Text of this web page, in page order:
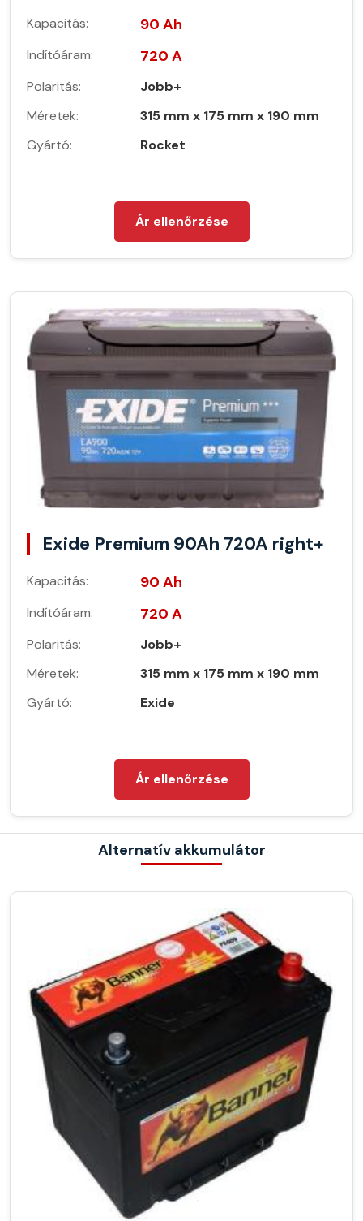
Kapacitás: 90 Ah
Indítóáram: 720 A
Polaritás:
Jobb+
Méretek:
315 mm x 175 mm x 190 mm
Gyártó:
Rocket
Ár ellenőrzése
Exide Premium 90Ah 720A right+
Kapacitás: 90 Ah
Indítóáram: 720 A
Polaritás:
Jobb+
Méretek:
315 mm x 175 mm x 190 mm
Gyártó:
Exide
Ár ellenőrzése
Alternatív akkumulátor